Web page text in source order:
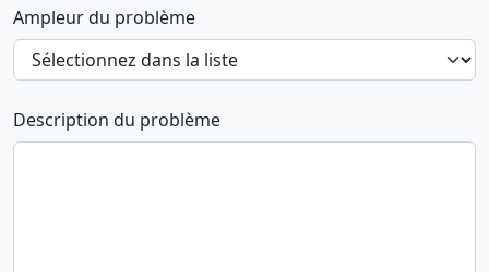
Ampleur du problème
Description du problème